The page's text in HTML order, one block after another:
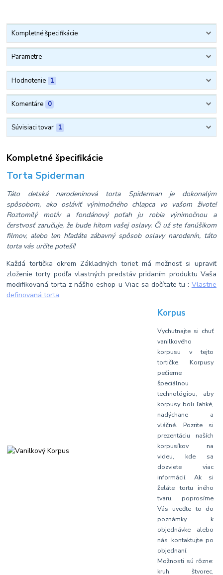
Kompletné špecifikácie
Parametre
Hodnotenie 1
Komentáre 0
Súvisiaci tovar 1
Kompletné špecifikácie
Torta Spiderman
Táto detská narodeninová torta Spiderman je dokonalým
spôsobom, ako osláviť výnimočného chlapca vo vašom živote!
Roztomilý motív a fondánový poťah ju robia výnimočnou a
čerstvosť zaručuje, že bude hitom vašej oslavy. Či už ste fanúšikom
filmov, alebo len hľadáte zábavný spôsob oslavy narodenín, táto
torta vás určite poteší!
Každá tortička okrem Základných toriet má možnosť si upraviť
zloženie torty podľa vlastných predstáv pridaním produktu Vaša
modifikovaná torta z nášho eshop-u Viac sa dočítate tu : Vlastne
definovaná torta.
Korpus
Vychutnajte si chuť
vanilkového
korpusu v tejto
tortičke. Korpusy
pečieme
špeciálnou
technológiou, aby
korpusy boli ľahké,
nadýchane a
vláčné. Pozrite si
prezentáciu naších
korpusíkov na
videu, kde sa
dozviete viac
informácií. Ak si
želáte tortu iného
tvaru, poprosíme
Vás uveďte to do
poznámky k
objednávke alebo
nás kontaktujte po
objednaní.
Možnosti sú rôzne:
kruh, štvorec,